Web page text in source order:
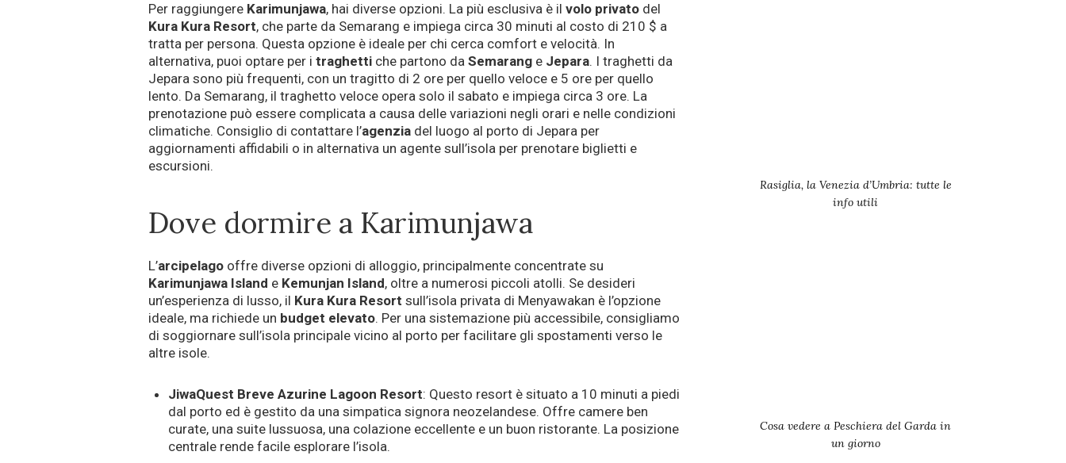
Per raggiungere Karimunjawa, hai diverse opzioni. La più esclusiva è il volo privato del
Kura Kura Resort, che parte da Semarang e impiega circa 30 minuti al costo di 210 $ a
tratta per persona. Questa opzione è ideale per chi cerca comfort e velocità. In
alternativa, puoi optare per i traghetti che partono da Semarang e Jepara. I traghetti da
Jepara sono più frequenti, con un tragitto di 2 ore per quello veloce e 5 ore per quello
lento. Da Semarang, il traghetto veloce opera solo il sabato e impiega circa 3 ore. La
prenotazione può essere complicata a causa delle variazioni negli orari e nelle condizioni
climatiche. Consiglio di contattare l’agenzia del luogo al porto di Jepara per
aggiornamenti affidabili o in alternativa un agente sull’isola per prenotare biglietti e
escursioni.
Dove dormire a Karimunjawa
L’arcipelago offre diverse opzioni di alloggio, principalmente concentrate su
Karimunjawa Island e Kemunjan Island, oltre a numerosi piccoli atolli. Se desideri
un’esperienza di lusso, il Kura Kura Resort sull’isola privata di Menyawakan è l’opzione
ideale, ma richiede un budget elevato. Per una sistemazione più accessibile, consigliamo
di soggiornare sull’isola principale vicino al porto per facilitare gli spostamenti verso le
altre isole.
JiwaQuest Breve Azurine Lagoon Resort: Questo resort è situato a 10 minuti a piedi
dal porto ed è gestito da una simpatica signora neozelandese. Offre camere ben
curate, una suite lussuosa, una colazione eccellente e un buon ristorante. La posizione
centrale rende facile esplorare l’isola.
Rasiglia, la Venezia d’Umbria: tutte le
info utili
Cosa vedere a Peschiera del Garda in
un giorno